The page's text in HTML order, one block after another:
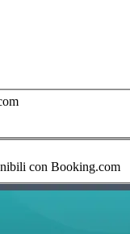
con Booking.com